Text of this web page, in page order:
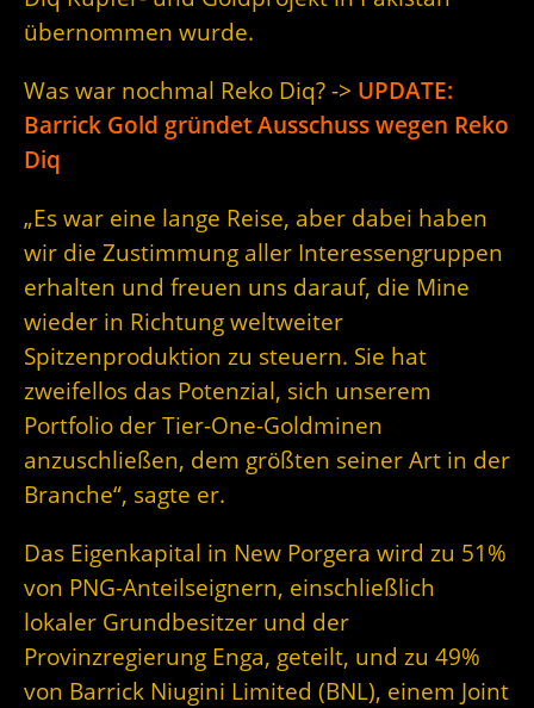
übernommen wurde.
Was war nochmal Reko Diq? -> UPDATE:
Barrick Gold gründet Ausschuss wegen Reko
Diq
„Es war eine lange Reise, aber dabei haben
wir die Zustimmung aller Interessengruppen
erhalten und freuen uns darauf, die Mine
wieder in Richtung weltweiter
Spitzenproduktion zu steuern. Sie hat
zweifellos das Potenzial, sich unserem
Portfolio der Tier-One-Goldminen
anzuschließen, dem größten seiner Art in der
Branche“, sagte er.
Das Eigenkapital in New Porgera wird zu 51%
von PNG-Anteilseignern, einschließlich
lokaler Grundbesitzer und der
Provinzregierung Enga, geteilt, und zu 49%
von Barrick Niugini Limited (BNL), einem Joint